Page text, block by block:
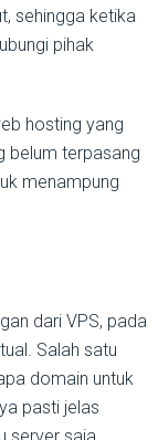
sehingga ketika
pihak
hosting yang
belum terpasang
menampung
dari VPS, pada
Salah satu
domain untuk
pasti jelas